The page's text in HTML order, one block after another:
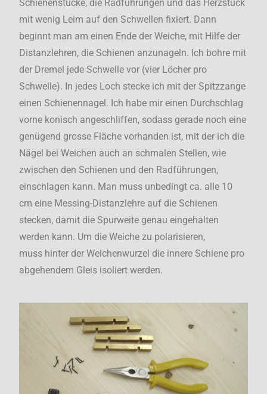
Schienenstücke, die Radführungen und das Herzstück
mit wenig Leim auf den Schwellen fixiert. Dann
beginnt man am einen Ende der Weiche, mit Hilfe der
Distanzlehren, die Schienen anzunageln. Ich bohre mit
der Dremel jede Schwelle vor (vier Löcher pro
Schwelle). In jedes Loch stecke ich mit der Spitzzange
einen Schienennagel. Ich habe mir einen Durchschlag
vorne konisch angeschliffen, sodass gerade noch eine
genügend grosse Fläche vorhanden ist, mit der ich die
Nägel bei Weichen auch an schmalen Stellen, wie
zwischen den Schienen und den Radführungen,
einschlagen kann. Man muss unbedingt ca. alle 10
cm eine Messing-Distanzlehre auf die Schienen
stecken, damit die Spurweite genau eingehalten
werden kann. Um die Weiche zu polarisieren,
muss hinter der Weichenwurzel die innere Schiene pro
abgehendem Gleis isoliert werden.